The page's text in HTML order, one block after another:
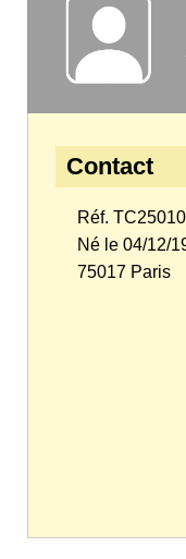
Contact
Réf.
Né le 04/12/
75017 Paris